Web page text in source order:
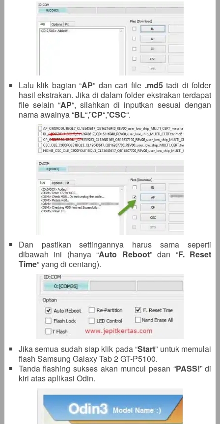
Lalu klik bagian “AP” dan cari file .md5tadi di folder
hasil ekstrakan. Jika di dalam folder ekstrakan terdapat
file selain “AP“, silahkan di inputkan sesuai dengan
nama awalnya “BL“,”CP“,”CSC“.
Dan pastikan settingannya harus sama seperti
dibawah ini (hanya “Auto Reboot” dan “F. Reset
Time” yang di centang).
Jika semua sudah siap klik pada “Start” untuk memulai
flash Samsung Galaxy Tab 2 GT-P5100.
Tanda flashing sukses akan muncul pesan “PASS!” di
kiri atas aplikasi Odin.